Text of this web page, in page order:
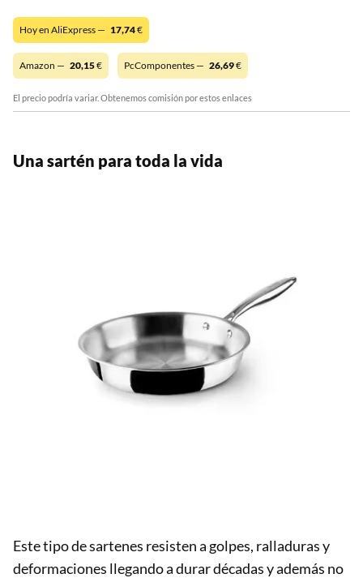
Hoy en AliExpress — 17,74€
Amazon — 20,15€ PcComponentes — 26,69€
El precio podría variar. Obtenemos comisión por estos enlaces
Una sartén para toda la vida
Este tipo de sartenes resisten a golpes, ralladuras y
deformaciones llegando a durar décadas y además no